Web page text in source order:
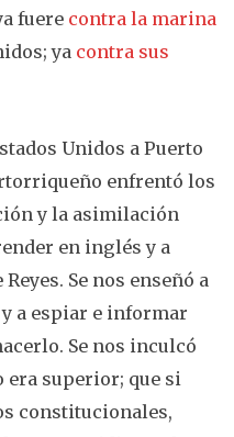
fuere contra la marina
ya contra sus
Unidos a Puerto
enfrentó los
y la asimilación
en inglés y a
Se nos enseñó a
a espiar e informar
Se nos inculcó
era superior; que si
constitucionales,